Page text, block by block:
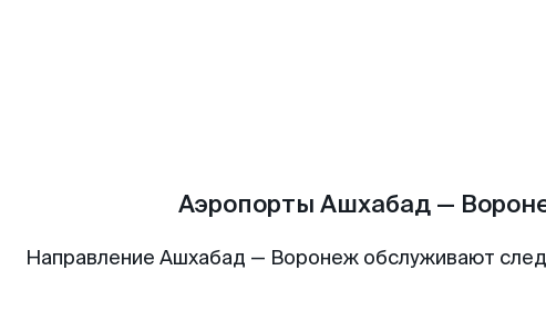
Аэропорты Ашхабад —
Направление Ашхабад — Воронеж обслуживают